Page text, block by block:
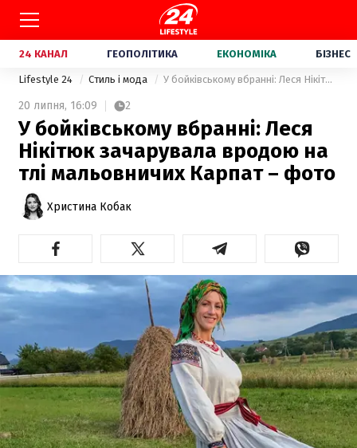
24 КАНАЛ ГЕОПОЛІТИКА ЕКОНОМІКА БІЗНЕС
Lifestyle 24 Стиль і мода У бойківському вбранні: Леся Нікітюк зачарувала вродою на тлі мальовничих Карпат – фото
20 липня, 16:09 2
У бойківському вбранні: Леся
Нікітюк зачарувала вродою на
тлі мальовничих Карпат – фото
Христина Кобак